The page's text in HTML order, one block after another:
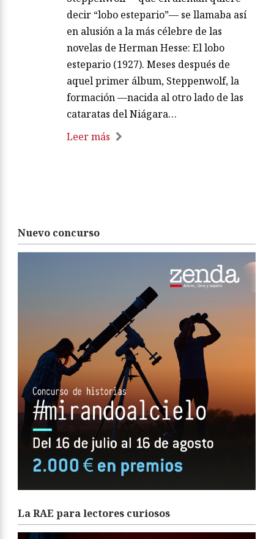
decir “lobo estepario”— se llamaba así
en alusión a la más célebre de las
novelas de Herman Hesse: El lobo
estepario (1927). Meses después de
aquel primer álbum, Steppenwolf, la
formación —nacida al otro lado de las
cataratas del Niágara…
Leer más
Nuevo concurso
La RAE para lectores curiosos